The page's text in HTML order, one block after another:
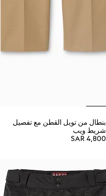
بنطال من تويل القطن مع تفصيل
شريط ويب
SAR 4,800